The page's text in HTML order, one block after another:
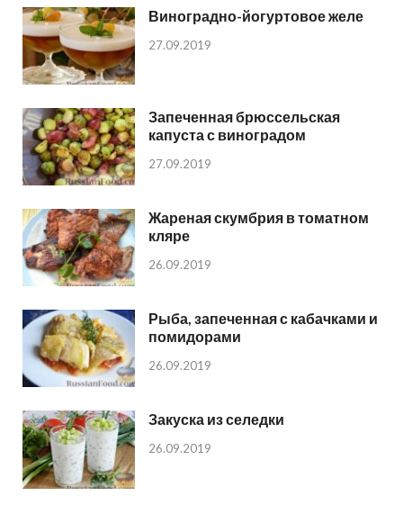
Виноградно-йогуртовое желе
27.09.2019
Запеченная брюссельская
капуста с виноградом
27.09.2019
Жареная скумбрия в томатном
кляре
26.09.2019
Рыба, запеченная с кабачками и
помидорами
26.09.2019
Закуска из селедки
26.09.2019